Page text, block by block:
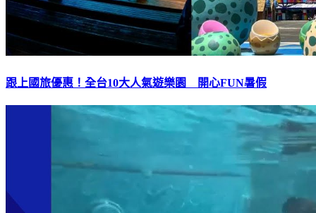
跟上國旅優惠！全台10大人氣遊樂園 開心FUN暑假